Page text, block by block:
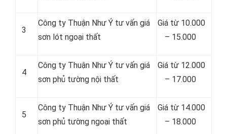
3
Công ty Thuận Như Ý tư vấn giá
sơn lót ngoại thất
Giá từ 10.000
– 15.000
4
Công ty Thuận Như Ý tư vấn giá
sơn phủ tường nội thất
Giá từ 12.000
– 17.000
5
Công ty Thuận Như Ý tư vấn giá
sơn phủ tường ngoại thất
Giá từ 14.000
– 18.000